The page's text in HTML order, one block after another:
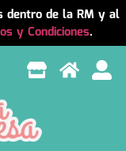
dentro de la RM y al
y Condiciones.